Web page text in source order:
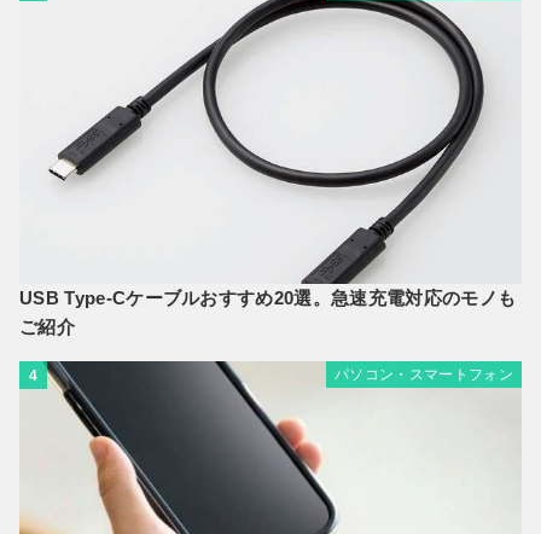
USB Type-Cケーブルおすすめ20選。急速充電対応のモノも
ご紹介
4 パソコン・スマートフォン